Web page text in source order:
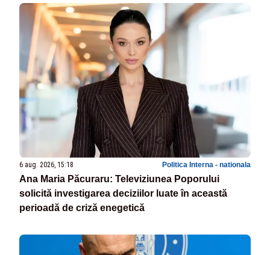
6 aug. 2026, 15:18 Politica Interna - nationala
Ana Maria Păcuraru: Televiziunea Poporului
solicită investigarea deciziilor luate în această
perioadă de criză enegetică